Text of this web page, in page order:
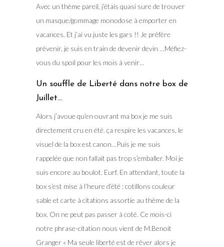
Avec un thème pareil, j’étais quasi sure de trouver
un masque/gommage monodose à emporter en
vacances. Et j’ai vu juste les gars !! Je préfère
prévenir, je suis en train de devenir devin …Méfiez-
vous du spoil pour les mois à venir…
Un souffle de Liberté dans notre box de
Juillet…
Alors j’avoue qu’en ouvrant ma box je me suis
directement cru en été. ça respire les vacances, le
visuel de la box est canon…Puis je me suis
rappelée que non fallait pas trop s’emballer. Moi je
suis encore au boulot. Eurf. En attendant, toute la
box s’est mise à l’heure d’été : cotillons couleur
sable et carte à citations assortie au thème de la
box. On ne peut pas passer à coté. Ce mois-ci
notre phrase-citation nous vient de M.Benoit
Granger « Ma seule liberté est de rêver alors je